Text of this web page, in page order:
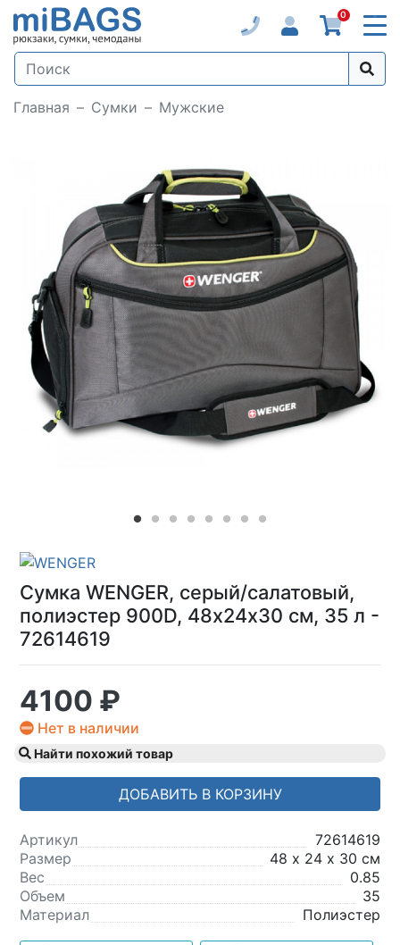
0
Главная Сумки Мужские
Loading...
Сумка WENGER, серый/салатовый,
полиэстер 900D, 48х24x30 см, 35 л -
72614619
4100 ₽
Нет в наличии
Найти похожий товар
ДОБАВИТЬ В КОРЗИНУ
Артикул
72614619
Размер
48 х 24 х 30 см
Вес
0.85
Объем
35
Материал
Полиэстер